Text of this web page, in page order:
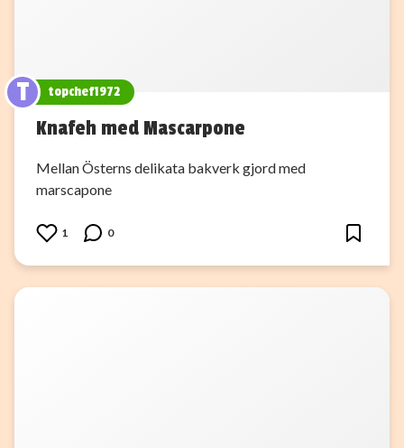
T topchef1972
Knafeh med Mascarpone
Mellan Österns delikata bakverk gjord med
marscapone
1 0